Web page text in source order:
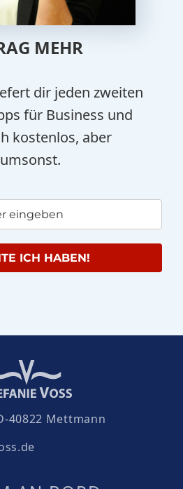
MEHR
dir jeden zweiten
für Business und
kostenlos, aber
ICH HABEN!
40822 Mettmann